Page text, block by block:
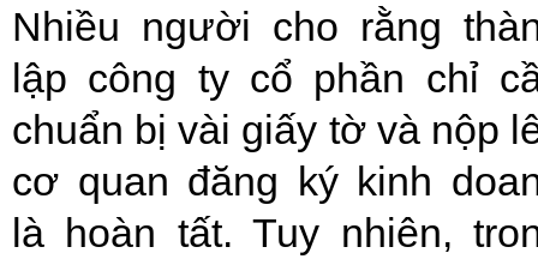
Nhiều người cho rằng
lập công ty cổ phần chỉ
chuẩn bị vài giấy tờ và nộp
cơ quan đăng ký kinh
là hoàn tất. Tuy nhiên,